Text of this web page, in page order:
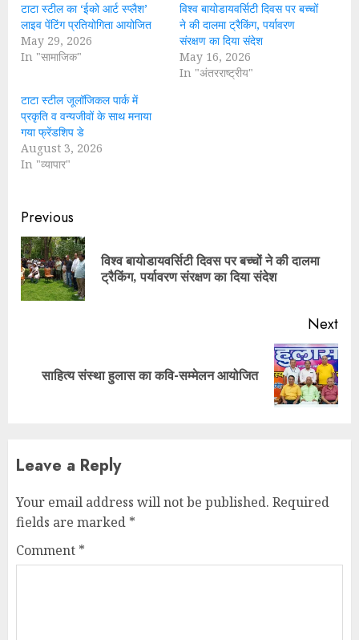
टाटा स्टील का ‘ईको आर्ट स्प्लैश’
लाइव पेंटिंग प्रतियोगिता आयोजित
May 29, 2026
In "सामाजिक"
विश्व बायोडायवर्सिटी दिवस पर बच्चों
ने की दालमा ट्रैकिंग, पर्यावरण
संरक्षण का दिया संदेश
May 16, 2026
In "अंतरराष्ट्रीय"
टाटा स्टील जूलॉजिकल पार्क में
प्रकृति व वन्यजीवों के साथ मनाया
गया फ्रेंडशिप डे
August 3, 2026
In "व्यापार"
Continue
Reading
Previous
विश्व बायोडायवर्सिटी दिवस पर बच्चों ने की दालमा
ट्रैकिंग, पर्यावरण संरक्षण का दिया संदेश
Next
Nextसाहित्य संस्था हुलास का कवि-सम्मेलन आयोजित
Leave a Reply
Your email address will not be published. Required
fields are marked *
Comment *